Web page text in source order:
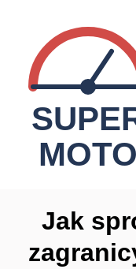
Jak